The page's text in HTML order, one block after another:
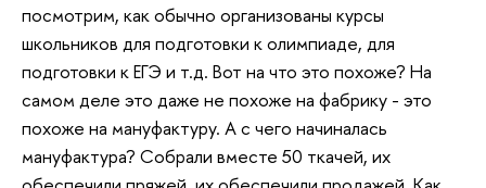
посмотрим, как обычно организованы курсы
школьников для подготовки к олимпиаде, для
подготовки к ЕГЭ и т.д. Вот на что это похоже? На
самом деле это даже не похоже на фабрику - это
похоже на мануфактуру. А с чего начиналась
мануфактура? Собрали вместе 50 ткачей, их